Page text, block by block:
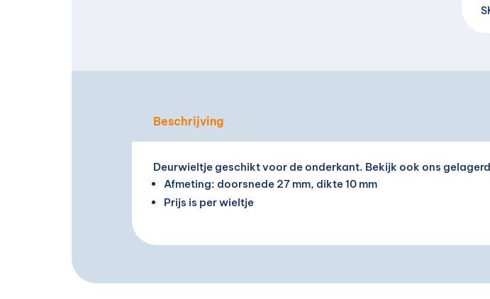
Beschrijving
Deurwieltje geschikt voor de onderkant. Bekijk ook ons
Afmeting: doorsnede 27 mm, dikte 10 mm
Prijs is per wieltje